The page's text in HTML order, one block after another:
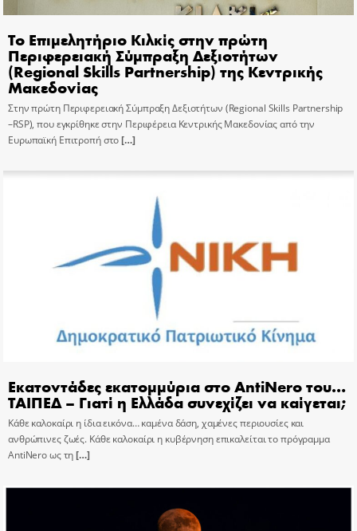
Το Επιμελητήριο Κιλκίς στην πρώτη
Περιφερειακή Σύμπραξη Δεξιοτήτων
(Regional Skills Partnership) της Κεντρικής
Μακεδονίας
Στην πρώτη Περιφερειακή Σύμπραξη Δεξιοτήτων (Regional Skills Partnership
–RSP), που εγκρίθηκε στην Περιφέρεια Κεντρικής Μακεδονίας από την
Ευρωπαϊκή Επιτροπή στο[…]
Εκατοντάδες εκατομμύρια στο AntiNero του…
ΤΑΙΠΕΔ – Γιατί η Ελλάδα συνεχίζει να καίγεται;
Κάθε καλοκαίρι η ίδια εικόνα… καμένα δάση, χαμένες περιουσίες και
ανθρώπινες ζωές. Κάθε καλοκαίρι η κυβέρνηση επικαλείται το πρόγραμμα
AntiNero ως τη[…]